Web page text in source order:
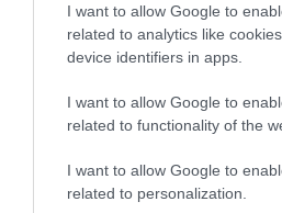
I want to allow Google to
related to analytics like
device identifiers in apps.
I want to allow Google to
related to functionality of the
I want to allow Google to
related to personalization.
Békéscsaba – Lőkösháza,
Szajol – Püspökladány –
Kelenföld –
Kelenföld – Hegyeshalom.
Az emelt sebességhez
esetében is meg kell